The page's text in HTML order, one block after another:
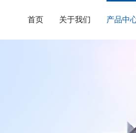
首页 关于我们 产品中